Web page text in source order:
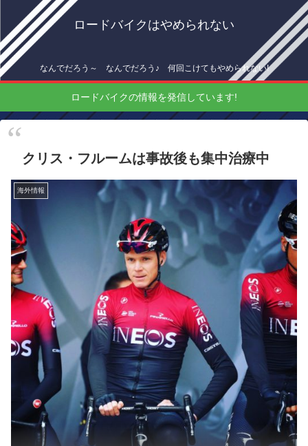
ロードバイクはやめられない
なんでだろう～ なんでだろう♪ 何回こけてもやめられない!
ロードバイクの情報を発信しています!
クリス・フルームは事故後も集中治療中
海外情報